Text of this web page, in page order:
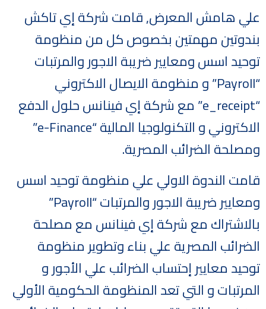
علي هامش المعرض, قامت شركة إي تاكش
بندوتين مهمتين بخصوص كل من منظومة
توحيد اسس ومعايير ضريبة الاجور والمرتبات
“Payroll” و منظومة الايصال الاكتروني
“e_receipt” مع شركة إي فينانس حلول الدفع
الاكتروني و التكنولوجيا المالية “e-Finance”
ومصلحة الضرائب المصرية.
قامت الندوة الاولي علي منظومة توحيد اسس
ومعايير ضريبة الاجور والمرتبات “Payroll”
بالاشتراك مع شركة إي فينانس مع مصلحة
الضرائب المصرية علي بناء وتطوير منظومة
توحيد معايير إحتساب الضرائب علي الأجور و
المرتبات و التي تعد المنظومة الحكومية الأولي